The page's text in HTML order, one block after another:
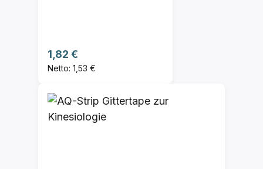
Regulärer Preis:
1,82 €
Netto: 1,53 €